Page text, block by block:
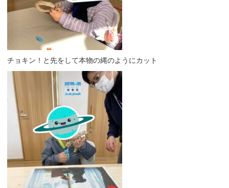
チョキン！と先をして本物の縄のようにカット